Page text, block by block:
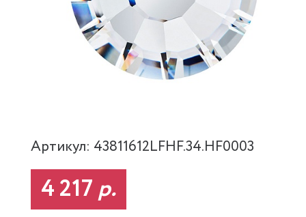
Артикул: 43811612LFHF.34.HF0003
4 217р.